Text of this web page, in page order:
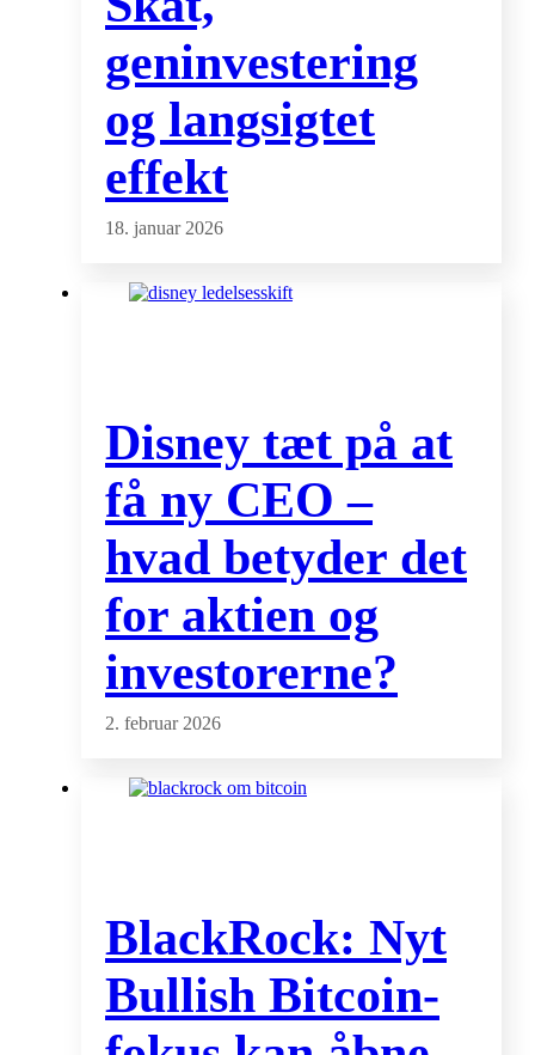
geninvestering
og langsigtet
effekt
18. januar 2026
Disney tæt på at
få ny CEO –
hvad betyder det
for aktien og
investorerne?
2. februar 2026
BlackRock: Nyt
Bullish Bitcoin-